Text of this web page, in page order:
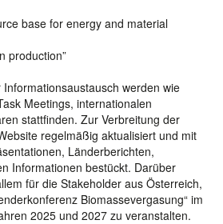
base for energy and material
production”
werden wie
Meetings, internationalen
stattfinden. Zur Verbreitung der
regelmäßig aktualisiert und mit
Länderberichten,
Informationen bestückt. Darüber
für die Stakeholder aus Österreich,
Biomassevergasung“ im
2025 und 2027 zu veranstalten.